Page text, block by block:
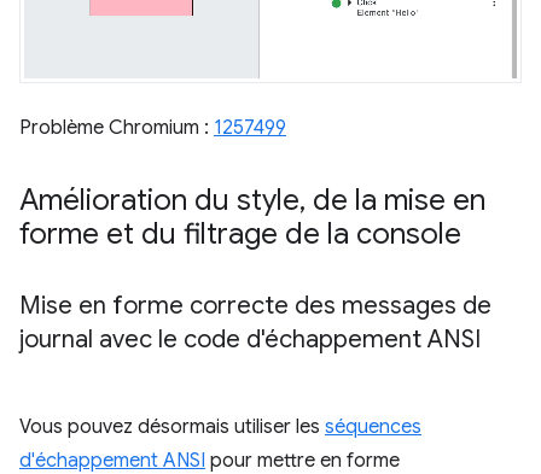
Problème Chromium : 1257499
Amélioration du style, de la mise en
forme et du filtrage de la console
Mise en forme correcte des messages de
journal avec le code d'échappement ANSI
Vous pouvez désormais utiliser les séquences
d'échappement ANSI pour mettre en forme